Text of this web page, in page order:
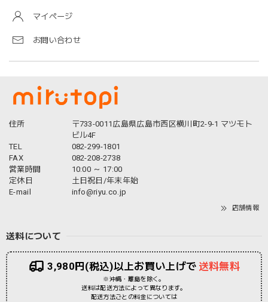
マイページ
お問い合わせ
住所
〒733-0011広島県広島市西区横川町2-9-1 マツモト
ビル4F
TEL
082-299-1801
FAX
082-208-2738
営業時間
10:00 ～ 17:00
定休日
土日祝日/年末年始
E-mail
info@riyu.co.jp
店舗情報
送料について
3,980円(税込)以上お買い上げで 送料無料
※沖縄・離島を除く。
送料は配送方法によって異なります。
配送方法ごとの料金については